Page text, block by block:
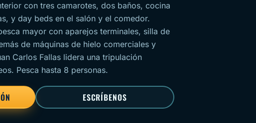
con tres camarotes, dos baños, cocina
y day beds en el salón y el comedor.
mayor con aparejos terminales, silla de
de máquinas de hielo comerciales y
Carlos Fallas lidera una tripulación
Pesca hasta 8 personas.
ESCRÍBENOS